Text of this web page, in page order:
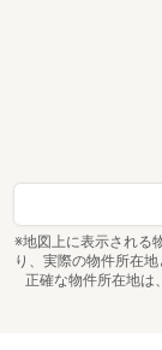
※地図上に表示される
り、実際の物件所在地
正確な物件所在地は